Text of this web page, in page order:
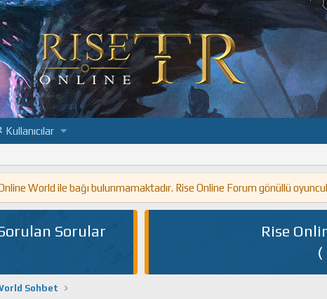
Kullanıcılar
World ile bağı bulunmamaktadır. Rise Online Forum gönüllü
Sorular
Rise
(
Sohbet